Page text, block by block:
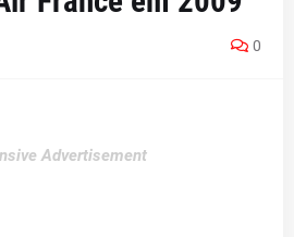
0
Advertisement